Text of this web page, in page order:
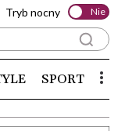
Tryb nocny Nie
SPORT